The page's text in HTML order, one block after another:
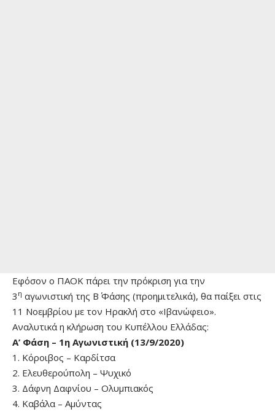
Εφόσον ο ΠΑΟΚ πάρει την πρόκριση για την
3 η αγωνιστική της Β΄ Φάσης (προημιτελικά), θα παίξει στις
11 Νοεμβρίου με τον Ηρακλή στο «Ιβανώφειο».
Αναλυτικά η κλήρωση του Κυπέλλου Ελλάδας:
Α’ Φάση – 1η Αγωνιστική (13/9/2020)
1. Κόροιβος – Καρδίτσα
2. Ελευθερούπολη – Ψυχικό
3. Δάφνη Δαφνίου – Ολυμπιακός
4. Καβάλα – Αμύντας